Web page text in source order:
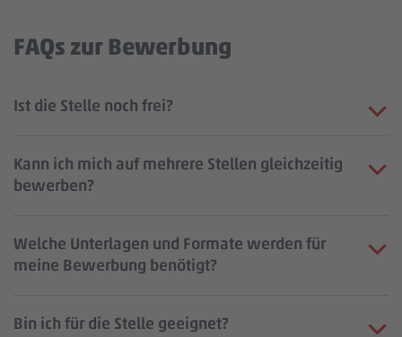
FAQs zur Bewerbung
Ist die Stelle noch frei?
Kann ich mich auf mehrere Stellen gleichzeitig
bewerben?
Welche Unterlagen und Formate werden für
meine Bewerbung benötigt?
Bin ich für die Stelle geeignet?